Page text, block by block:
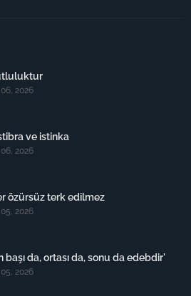
2026
ve istinka
2026
özürsüz terk edilmez
2026
başı da, ortası da, sonu da edebdir'
2026